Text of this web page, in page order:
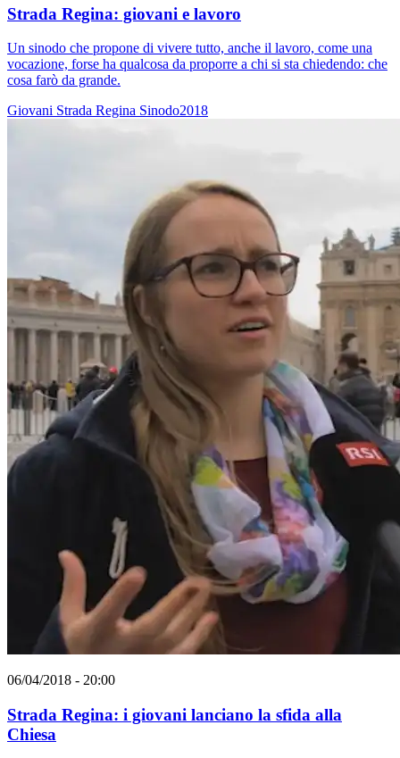
Strada Regina: giovani e lavoro
Un sinodo che propone di vivere tutto, anche il lavoro, come una
vocazione, forse ha qualcosa da proporre a chi si sta chiedendo: che
cosa farò da grande.
Giovani Strada Regina Sinodo2018
06/04/2018 - 20:00
Strada Regina: i giovani lanciano la sfida alla
Chiesa